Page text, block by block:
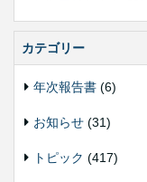
カテゴリー
年次報告書 (6)
お知らせ (31)
トピック (417)